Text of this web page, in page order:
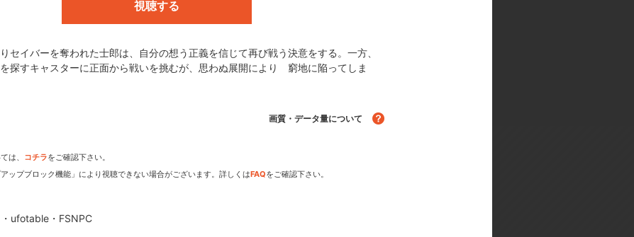
RECORDS)／2ndエンディングテーマ:Kalafina(SME Records)／1stオープニングテーマ:綾野ましろ(Ari
:Kalafina(SME Records)
dアニメストアなら
アニメがいち早く見られる！
視聴する
セイバーを奪われた士郎は、自分の想う正義を信じて再び戦う決意をする。一方、
探すキャスターに正面から戦いを挑むが、思わぬ展開により 窮地に陥ってしま
画質・データ量について
は、 コチラをご確認下さい。
ップブロック機能」により視聴できない場合がございます。詳しくはFAQをご確認下さい。
ufotable・FSNPC